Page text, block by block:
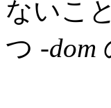
ないこ
つ -dom